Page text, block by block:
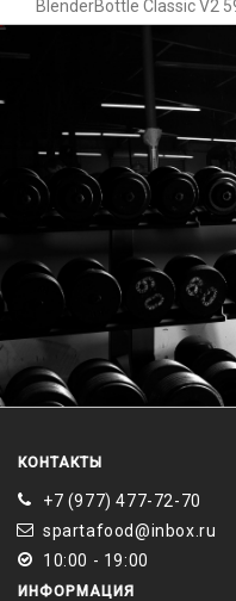
BlenderBottle Classic V2
КОНТАКТЫ
+7 (977) 477-72-70
spartafood@inbox.ru
10:00 - 19:00
ИНФОРМАЦИЯ